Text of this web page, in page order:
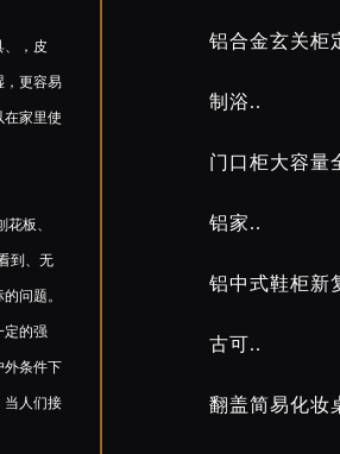
，皮
，更容易
在家里使
板、
到、无
问题。
定的强
外条件下
当人们接
铝合金玄关柜
制浴..
门口柜大容量
铝家..
铝中式鞋柜新
古可..
翻盖简易化妆